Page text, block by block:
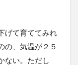
げて育ててみれ
の、気温が２５
ない。ただし